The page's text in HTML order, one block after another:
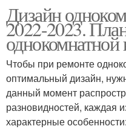
Дизайн
2022-2023.
Чтобы при ремонте
оптимальный дизайн,
данный момент
разновидностей, каждая
характерные особенности: